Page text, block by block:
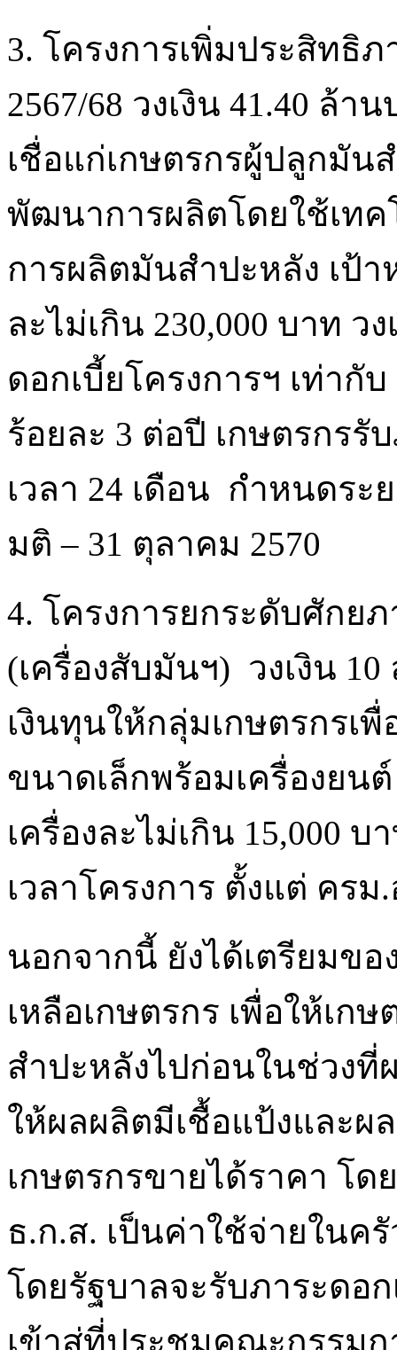
3. โครงการเพิ่มประสิทธิ
2567/68 วงเงิน 41.40 ล้
เชื่อแก่เกษตรกรผู้ปลูกมัน
พัฒนาการผลิตโดยใช้เท
การผลิตมันสำปะหลัง เป้า
ละไม่เกิน 230,000 บาท ว
ดอกเบี้ยโครงการฯ เท่ากั
ร้อยละ 3 ต่อปี เกษตรกรรั
เวลา 24 เดือน กำหนดระ
มติ – 31 ตุลาคม 2570
4. โครงการยกระดับศักย
(เครื่องสับมันฯ) วงเงิน
เงินทุนให้กลุ่มเกษตรกรเ
ขนาดเล็กพร้อมเครื่องย
เครื่องละไม่เกิน 15,000 บ
เวลาโครงการ ตั้งแต่ คร
นอกจากนี้ ยังได้เตรียมข
เหลือเกษตรกร เพื่อให้เก
สำปะหลังไปก่อนในช่วง
ให้ผลผลิตมีเชื้อแป้งและผ
เกษตรกรขายได้ราคา โ
ธ.ก.ส. เป็นค่าใช้จ่ายในครั
โดยรัฐบาลจะรับภาระดอ
เข้าสู่ที่ประชุมคณะกรรม